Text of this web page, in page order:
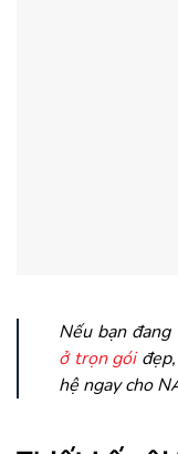
Nếu bạn
ở trọn góiđẹp,
hệ ngay cho